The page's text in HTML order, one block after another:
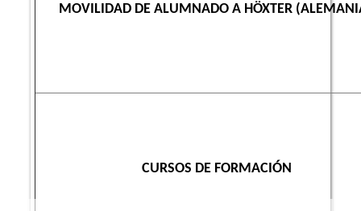
MOVILIDAD DE ALUMNADO A HÖXTER
CURSOS DE FORMACIÓN